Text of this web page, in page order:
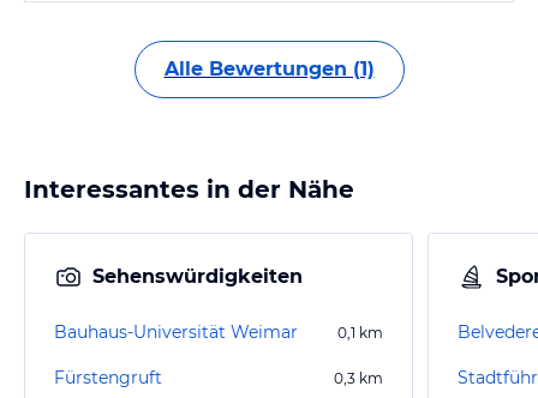
Alle Bewertungen (1)
Interessantes in der Nähe
Sehenswürdigkeiten
Bauhaus-Universität Weimar 0,1 km
Fürstengruft 0,3 km